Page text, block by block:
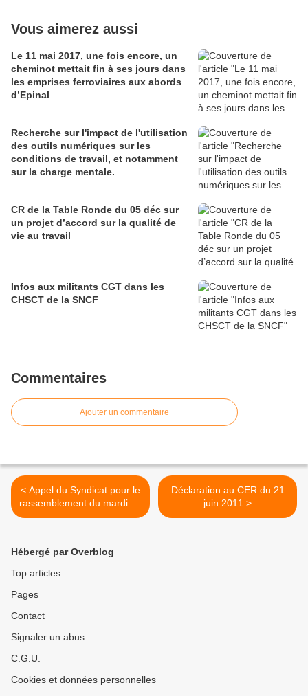
Vous aimerez aussi
Le 11 mai 2017, une fois encore, un
cheminot mettait fin à ses jours dans
les emprises ferroviaires aux abords
d’Epinal
Recherche sur l'impact de l'utilisation
des outils numériques sur les
conditions de travail, et notamment
sur la charge mentale.
CR de la Table Ronde du 05 déc sur
un projet d’accord sur la qualité de
vie au travail
Infos aux militants CGT dans les
CHSCT de la SNCF
Commentaires
Ajouter un commentaire
< Appel du Syndicat pour le
rassemblement du mardi 28
juin à la mairie du Mans
Déclaration au CER du 21
juin 2011 >
Hébergé par Overblog
Top articles
Pages
Contact
Signaler un abus
C.G.U.
Cookies et données personnelles